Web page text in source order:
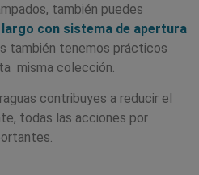
también puedes
largo con sistema de apertura
también tenemos prácticos
misma colección.
contribuyes a reducir el
todas las acciones por